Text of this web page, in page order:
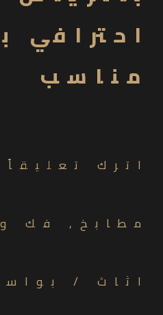
احترافي
مناسب
اترك تعليقاً
مطابخ , فك
اثاث /